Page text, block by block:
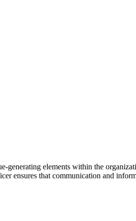
generating elements within the
ensures that communication and